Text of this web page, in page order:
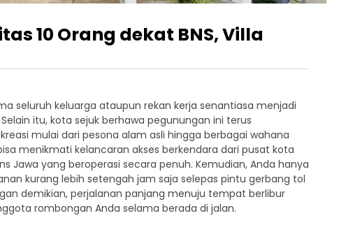
10 Orang dekat BNS, Villa
seluruh keluarga ataupun rekan kerja senantiasa menjadi
itu, kota sejuk berhawa pegunungan ini terus
mulai dari pesona alam asli hingga berbagai wahana
menikmati kelancaran akses berkendara dari pusat kota
Jawa yang beroperasi secara penuh. Kemudian, Anda hanya
kurang lebih setengah jam saja selepas pintu gerbang tol
demikian, perjalanan panjang menuju tempat berlibur
rombongan Anda selama berada di jalan.